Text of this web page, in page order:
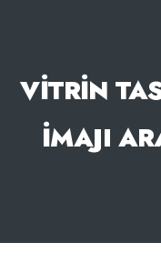
VITRIN
İMAJI